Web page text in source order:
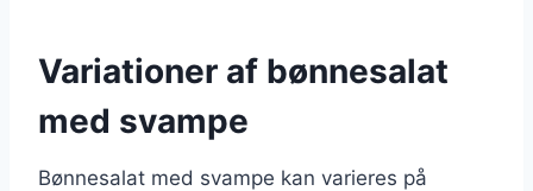
Variationer af bønnesalat
med svampe
Bønnesalat med svampe kan varieres på